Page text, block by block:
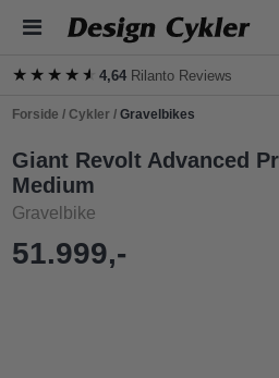
★★★★★
★★★★★4,64 Rilanto Reviews
Forside /Cykler /Gravelbikes
Giant Revolt Advanced
Medium
Gravelbike
51.999,-